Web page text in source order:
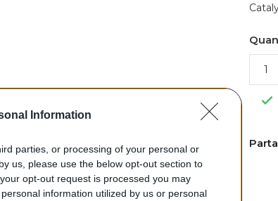
Information
parties, or processing of your personal or
us, please use the below opt-out section to
opt-out request is processed you may
information utilized by us or personal
